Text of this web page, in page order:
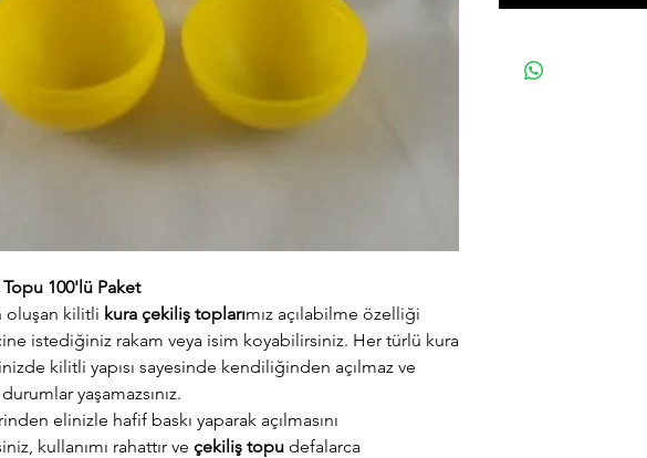
100'lü Paket
oluşan kilitli kura çekiliş toplarımız açılabilme özelliği
istediğiniz rakam veya isim koyabilirsiniz. Her türlü kura
kilitli yapısı sayesinde kendiliğinden açılmaz ve
yaşamazsınız.
elinizle hafif baskı yaparak açılmasını
kullanımı rahattır ve çekiliş topu defalarca